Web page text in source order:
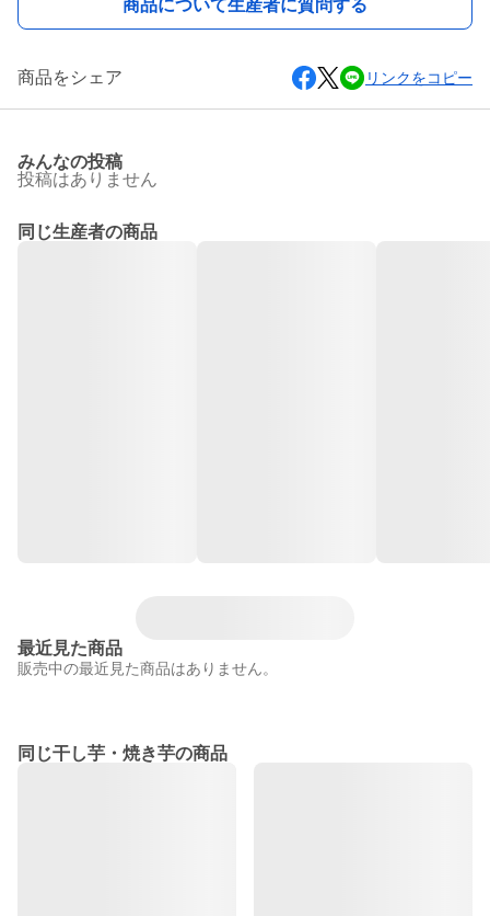
商品について生産者に質問する
商品をシェア リンクをコピー
みんなの投稿
投稿はありません
同じ生産者の商品
最近見た商品
販売中の最近見た商品はありません。
同じ干し芋・焼き芋の商品